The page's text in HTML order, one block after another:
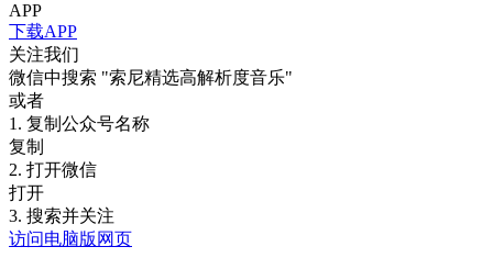
APP
下载APP
关注我们
微信中搜索 "索尼精选高解析度音乐"
或者
1. 复制公众号名称
复制
2. 打开微信
打开
3. 搜索并关注
访问电脑版网页